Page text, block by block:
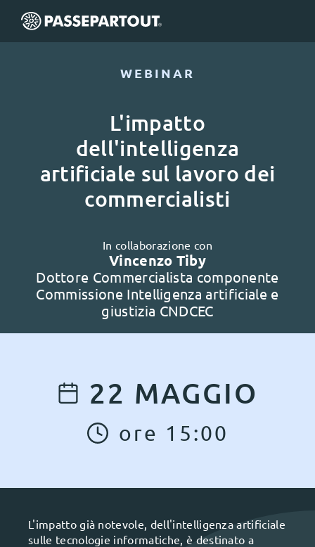
WEBINAR
L'impatto
dell'intelligenza
artificiale sul lavoro dei
commercialisti
In collaborazione con
Vincenzo Tiby
Dottore Commercialista componente
Commissione Intelligenza artificiale e
giustizia CNDCEC
22 MAGGIO
ore 15:00
L'impatto già notevole, dell'intelligenza artificiale
sulle tecnologie informatiche, è destinato a